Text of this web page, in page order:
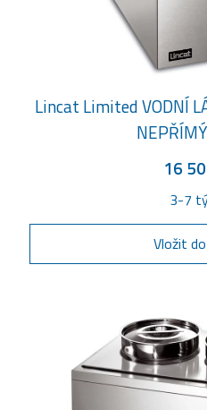
Lincat Limited VODNÍ
16
3-7
Vložit